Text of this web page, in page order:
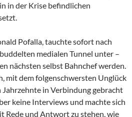
in der Krise befindlichen
Pofalla, tauchte sofort nach
medialen Tunnel unter –
nächsten selbst Bahnchef werden.
mit dem folgenschwersten Unglück
in Verbindung gebracht
keine Interviews und machte sich
Rede und Antwort zu stehen, wie